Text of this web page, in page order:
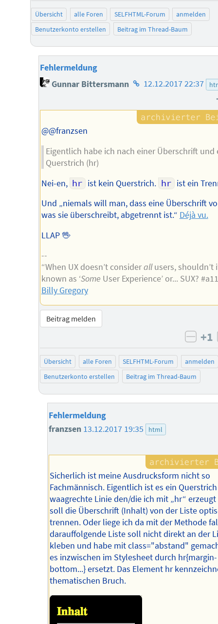
Übersicht alle Foren SELFHTML-Forum
anmelden
Benutzerkonto erstellen
Beitrag im Thread-Baum
Fehlermeldung
Gunnar Bittersmann Homepage
Autors
12.12.2017 22:37
@@franzsen
Eigentlich habe ich nach einer Überschrift und
Querstrich (hr)
Nei-en, hr ist kein Querstrich. hr ist ein
Und „niemals will man, dass eine Überschrift
was sie überschreibt, abgetrennt ist.“ Déjà vu.
LLAP 🖖
--
“When UX doesn’t considerallusers, shouldn’t
known as ‘Some User Experience’ or... SUX?
Billy Gregory
Beitrag melden
+1
Übersicht alle Foren SELFHTML-Forum
anmelden
Benutzerkonto erstellen
Beitrag im Thread-Baum
Fehlermeldung
franzsen 13.12.2017 19:35 html
Sicherlich ist meine Ausdrucksform nicht so
Fachmännisch. Eigentlich ist es ein
waagrechte Linie den/die ich mit „hr“ erzeugt
soll die Überschrift (Inhalt) von der Liste
trennen. Oder liege ich da mit der Methode
darauffolgende Liste soll nicht direkt an der
kleben und habe mit class="abstand"
es inzwischen im Stylesheet durch hr{margin-
bottom...} ersetzt. Das Element hr
thematischen Bruch.